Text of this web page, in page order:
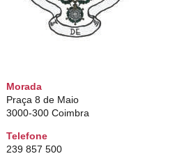
Morada
Praça 8 de Maio
3000-300 Coimbra
Telefone
239 857 500